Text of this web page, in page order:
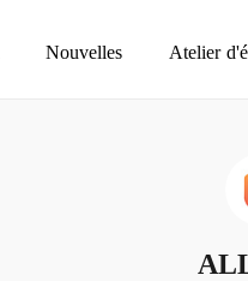
Nouvelles Atelier